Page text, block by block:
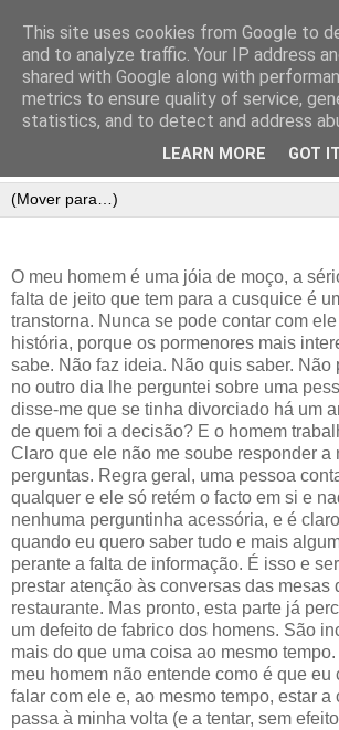
O meu homem é uma jóia de moço, a
falta de jeito que tem para a cusquice é
transtorna. Nunca se pode contar com
história, porque os pormenores mais
sabe. Não faz ideia. Não quis saber. Não
no outro dia lhe perguntei sobre uma
disse-me que se tinha divorciado há um
de quem foi a decisão? E o homem
Claro que ele não me soube responder a
perguntas. Regra geral, uma pessoa
qualquer e ele só retém o facto em si e
nenhuma perguntinha acessória, e é
quando eu quero saber tudo e mais
perante a falta de informação. É isso e
prestar atenção às conversas das mesas
restaurante. Mas pronto, esta parte já
um defeito de fabrico dos homens. São
mais do que uma coisa ao mesmo
meu homem não entende como é que eu
falar com ele e, ao mesmo tempo, estar a
passa à minha volta (e a tentar, sem
This site uses cookies from Google to
and to analyze traffic. Your IP address
shared with Google along with
metrics to ensure quality of service,
statistics, and to detect and address
LEARN MORE GOT IT